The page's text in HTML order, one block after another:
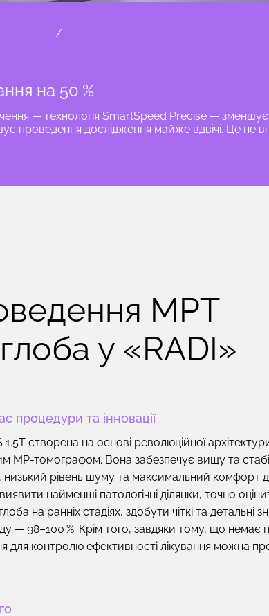
на 50 %
— технологія SmartSpeed Precise — зменшує
проведення дослідження майже вдвічі. Це не
/
МРТ
у «RADI»
процедури та інновації
створена на основі революційної
МР-томографом. Вона забезпечує вищу та
низький рівень шуму та максимальний комфорт
найменші патологічні ділянки, точно
на ранніх стадіях, здобути чіткі та детальні
— 98–100 %. Крім того, завдяки тому, що немає
для контролю ефективності лікування можна